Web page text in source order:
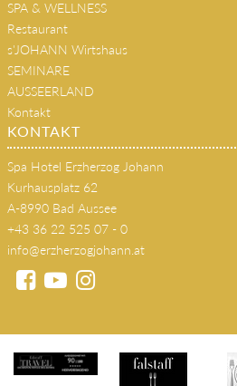
Zimmer & Suiten
SPA & WELLNESS
Restaurant
s'JOHANN Wirtshaus
SEMINARE
AUSSEERLAND
Kontakt
Spa Hotel Erzherzog Johann
Kurhausplatz 62
A-8990 Bad Aussee
+43 36 22 525 07 - 0
info@erzherzogjohann.at